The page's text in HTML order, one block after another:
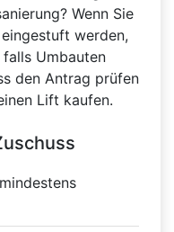
Wenn Sie
werden,
Umbauten
den Antrag prüfen
Lift kaufen.